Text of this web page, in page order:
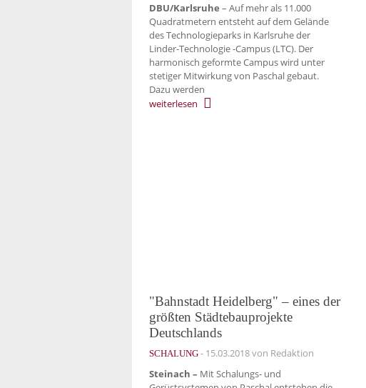
DBU/Karlsruhe – Auf mehr als 11.000
Quadratmetern entsteht auf dem Gelände
des Technologieparks in Karlsruhe der
Linder-Technologie -Campus (LTC). Der
harmonisch geformte Campus wird unter
stetiger Mitwirkung von Paschal gebaut.
Dazu werden
weiterlesen
"Bahnstadt Heidelberg" – eines der
größten Städtebauprojekte
Deutschlands
SCHALUNG - 15.03.2018von Redaktion
Steinach – Mit Schalungs- und